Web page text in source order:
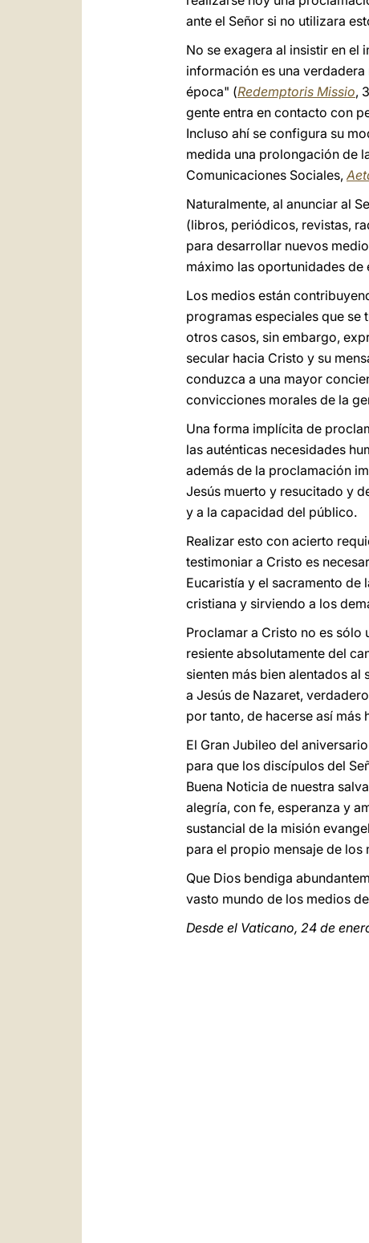
ante el Señor si no utilizara
No se exagera al insistir en el
información es una
época" (Redemptoris Missio,
gente entra en contacto con
Incluso ahí se configura su
medida una prolongación de
Comunicaciones Sociales,
Naturalmente, al anunciar al
(libros, periódicos, revistas,
para desarrollar nuevos
máximo las oportunidades de
Los medios están
programas especiales que se
otros casos, sin embargo,
secular hacia Cristo y su
conduzca a una mayor
convicciones morales de la
Una forma implícita de
las auténticas necesidades
además de la proclamación
Jesús muerto y resucitado y
y a la capacidad del público.
Realizar esto con acierto
testimoniar a Cristo es
Eucaristía y el sacramento de
cristiana y sirviendo a los
Proclamar a Cristo no es sólo
resiente absolutamente del
sienten más bien alentados al
a Jesús de Nazaret,
por tanto, de hacerse así más
El Gran Jubileo del
para que los discípulos del
Buena Noticia de nuestra
alegría, con fe, esperanza y
sustancial de la misión
para el propio mensaje de los
Que Dios bendiga
vasto mundo de los medios
Desde el Vaticano, 24 de